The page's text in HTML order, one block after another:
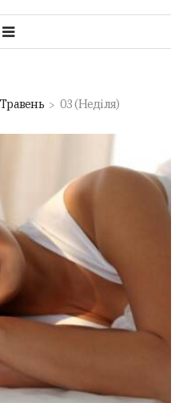
Травень 03 (Неділя)